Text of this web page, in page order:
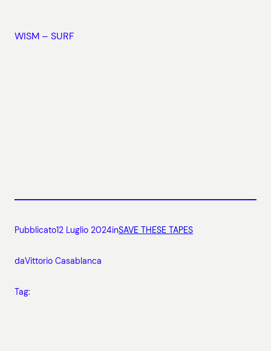
WISM – SURF
Pubblicato12 Luglio 2024inSAVE THESE TAPES
daVittorio Casablanca
Tag: